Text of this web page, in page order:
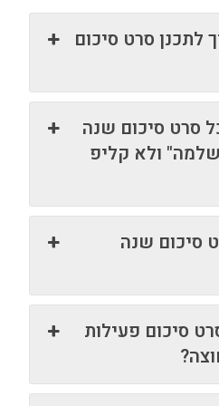
לתכנן סרט סיכום
סרט סיכום שנה
ולא קליפ
סיכום שנה
סיכום פעילות